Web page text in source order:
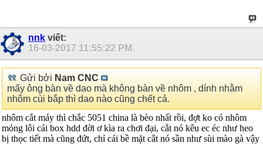
nnk viết:
16-03-2017 11:55:22 PM
Gửi bởi Nam CNC
mấy ông bàn về dao mà không bàn về nhôm , dính nhằm
nhôm cùi bắp thì dao nào cũng chết cả.
nhôm cắt máy thì chắc 5051 china là bèo nhất rồi, đợt ko có nhôm
mỏng lôi cái box hdd đời ơ kìa ra chơi đại, cắt nó kêu ec éc như heo
bị thọc tiết mà cũng đứt, chỉ cái bề mặt cắt nó sần như sùi mào gà vậy